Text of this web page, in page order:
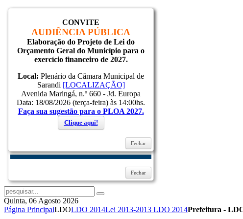
Inicial
Notícias
Serviços
Secretarias
Cidade
Ouvidoria
WebMail
...
Ajuda
Login
Entrar
Quinta, 06 Agosto 2026
Página PrincipalLDOLDO 2014Lei 2013-2013 LDO 2014Prefeitura -
Fechar
CONVITE
AUDIÊNCIA PÚBLICA
Elaboração do Projeto de Lei do
Orçamento Geral do Município para o
exercício financeiro de 2027.
Local: Plenário da Câmara Municipal de
Sarandi [LOCALIZAÇÃO]
Avenida Maringá, n.º 660 - Jd. Europa
Data: 18/08/2026 (terça-feira) às 14:00hs.
Faça sua sugestão para o PLOA 2027.
Clique aqui!
Fechar